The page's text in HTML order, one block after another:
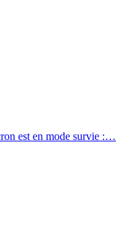
est en mode survie :…